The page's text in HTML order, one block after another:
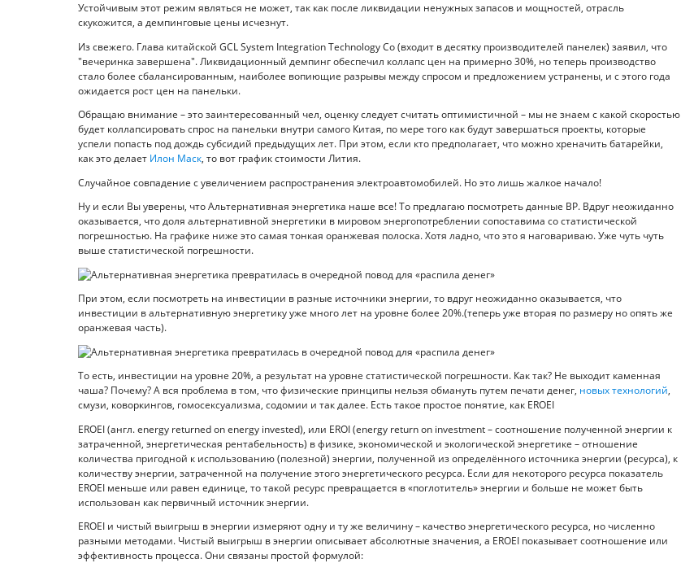
Устойчивым этот режим являться не может, так как после ликвидации ненужных запасов и мощностей, отрасль
скукожится, а демпинговые цены исчезнут.
Из свежего. Глава китайской GCL System Integration Technology Co (входит в десятку производителей панелек) заявил, что
"вечеринка завершена". Ликвидационный демпинг обеспечил коллапс цен на примерно 30%, но теперь производство
стало более сбалансированным, наиболее вопиющие разрывы между спросом и предложением устранены, и с этого года
ожидается рост цен на панельки.
Обращаю внимание – это заинтересованный чел, оценку следует считать оптимистичной – мы не знаем с какой скоростью
будет коллапсировать спрос на панельки внутри самого Китая, по мере того как будут завершаться проекты, которые
успели попасть под дождь субсидий предыдущих лет. При этом, если кто предполагает, что можно хреначить батарейки,
как это делает Илон Маск, то вот график стоимости Лития.
Случайное совпадение с увеличением распространения электроавтомобилей. Но это лишь жалкое начало!
Ну и если Вы уверены, что Альтернативная энергетика наше все! То предлагаю посмотреть данные BP. Вдруг неожиданно
оказывается, что доля альтернативной энергетики в мировом энергопотреблении сопоставима со статистической
погрешностью. На графике ниже это самая тонкая оранжевая полоска. Хотя ладно, что это я наговариваю. Уже чуть чуть
выше статистической погрешности.
При этом, если посмотреть на инвестиции в разные источники энергии, то вдруг неожиданно оказывается, что
инвестиции в альтернативную энергетику уже много лет на уровне более 20%.(теперь уже вторая по размеру но опять же
оранжевая часть).
То есть, инвестиции на уровне 20%, а результат на уровне статистической погрешности. Как так? Не выходит каменная
чаша? Почему? А вся проблема в том, что физические принципы нельзя обмануть путем печати денег, новых технологий,
смузи, коворкингов, гомосексуализма, содомии и так далее. Есть такое простое понятие, как EROEI
EROEI (англ. energy returned on energy invested), или EROI (energy return on investment – соотношение полученной энергии к
затраченной, энергетическая рентабельность) в физике, экономической и экологической энергетике – отношение
количества пригодной к использованию (полезной) энергии, полученной из определённого источника энергии (ресурса), к
количеству энергии, затраченной на получение этого энергетического ресурса. Если для некоторого ресурса показатель
EROEI меньше или равен единице, то такой ресурс превращается в «поглотитель» энергии и больше не может быть
использован как первичный источник энергии.
EROEI и чистый выигрыш в энергии измеряют одну и ту же величину – качество энергетического ресурса, но численно
разными методами. Чистый выигрыш в энергии описывает абсолютные значения, а EROEI показывает соотношение или
эффективность процесса. Они связаны простой формулой: